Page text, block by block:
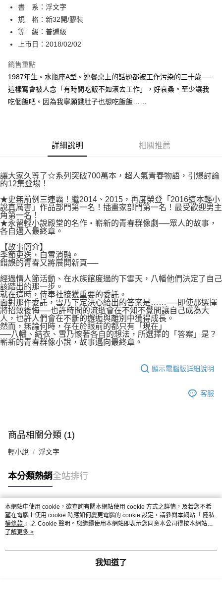
【「AFTEE先享後付」結帳流程】
１．於結帳方式選擇「AFTEE先享後付」後，將跳轉至「AFTEE先享後付」
結帳頁面，進行簡訊認證並確認金額後，即可完成結帳。
２．訂單成立數日內，您將收到繳費通知簡訊。
３．收到繳費通知簡訊後14天內，點擊此簡訊中的連結，可透過四大超商／
※ 請注意：結帳手續完成當下不需立刻繳費，但若您需要取消訂單，請聯絡
購買商品的店家。未經商家同意取消之訂單仍視為有效，需透過AFTEE先享
後付繳納相關費用。
※ 交易是否成功請以「AFTEE先享後付 」之結帳頁面顯示為準，若有關於
是否繳費成功／繳費後需取消欲退款等相關疑問，請聯繫「AFTEE先享後付
易，需依本服務之必要範圍內提供個人資料，並將交易相關給付款項請求債
https://aftee.tw/terms/#terms3
３．未成年的使用者請事先徵得法定代理人或監護人之同意方可使用
「AFTEE先享後付」，若未經同意申辦者引起之損失，本公司不負相關責
任。
４．使用「AFTEE先享後付」時，將依據個別帳號之用戶狀況，依本公司即
時審查核予不同之上限額度；若仍有額度不足之情形，本公司將視審查結果
請求用戶進行身份認證。
５．嚴禁一人註冊多個帳號或使用他人資訊註冊。若發現惡意使用之情形，
恩沛科技股份有限公司將有權停止該用戶之使用額度並採取法律行動。
每筆NT$80，滿NT$500(含以上)免運費
付款後全家取貨
每筆NT$80，滿NT$500(含以上)免運費
每筆NT$80，滿NT$500(含以上)免運費
付款後萊爾富取貨
每筆NT$80，滿NT$500(含以上)免運費
付款後7-11取貨
宅配
每筆NT$100，滿NT$800(含以上)免運費
國家/地區配送 查看運費
書 系：浮文字
規 格：新32開/膠裝
等 級：普遍級
上市日：2018/02/02
銷售重點
1987年生。水瓶座A型。連餐桌上的話題都被工作污染的三十歲──
這樣寫會被人念「有時間吃飯不如滾去工作」，好哀桑。至少讓我
吃個飯吧。因為我寧願餓肚子也想吃飯飯……
詳細說明 相關推薦
讓大家久等了☆系列突破700萬本，超人氣青春物語，引爆討論
的12集登場！
★史無前例三連霸！繼2014、2015，再度榮登「2016這本輕小
說真厲害」作品部門第一名！插畫家部門第一名！最受歡迎男主
角第一名！
★永留輕小說殿堂的名作‧嶄新的青春群像劇──眾人的故事，
各自邁入最終章。
【故事簡介】
季節更迭，白雪消融。
錯誤的青春又將展開新頁──
經過情人節活動、在水族館度過的下雪天，八幡他們決定了自己
該踏出的那一步。
就在這時，侍奉社接獲重要的委託。
面對那件委託，雪乃下定決心給出的答案是……──即使那選擇
將招致後悔──也許時間的流逝會在不知不覺間讓自己成為大
人，也許人們會在不斷的邂逅與離別中獲得成長。
然而，無論何時，存在於眼前的都只有「現在」
──八幡、結衣、雪乃懷著各自的想法，所選擇的「答案」是？
嶄新的青春群像小說，故事邁向最終章。
顯示電腦版詳細說明
客服
商品相關分類 (1)
輕小說 浮文字
本分類熱銷全站排行
熱門標籤
本網站中使用 cookie，欲查詢有關本網站使用 cookie 方式之詳情，及若您不希
望在電腦上使用 cookie 時應如何變更電腦的 cookie 設定，請參閱本網站「 隱私
權條款 」之 Cookie 聲明。您繼續使用本網站即表示您同意本公司得按本網站使
用條款之 Cookie 聲明使用 cookie。
了解更多 >
我知道了